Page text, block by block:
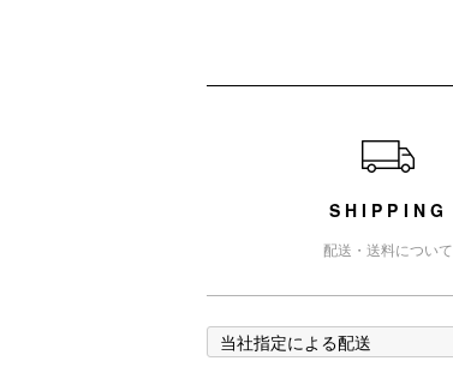
SHIPPING
配送・送料について
当社指定による配送